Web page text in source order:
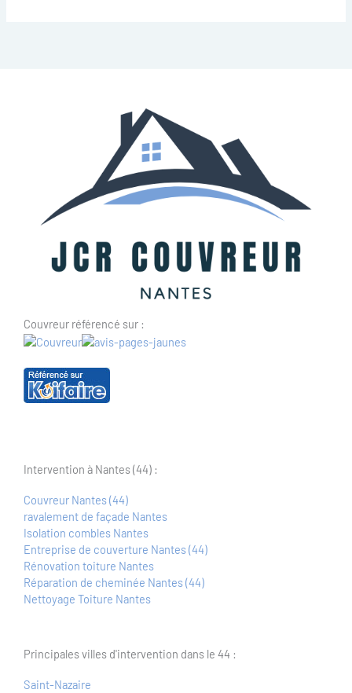
Couvreur référencé sur :
Intervention à Nantes (44) :
Couvreur Nantes (44)
ravalement de façade Nantes
Isolation combles Nantes
Entreprise de couverture Nantes (44)
Rénovation toiture Nantes
Réparation de cheminée Nantes (44)
Nettoyage Toiture Nantes
Principales villes d'intervention dans le 44 :
Saint-Nazaire